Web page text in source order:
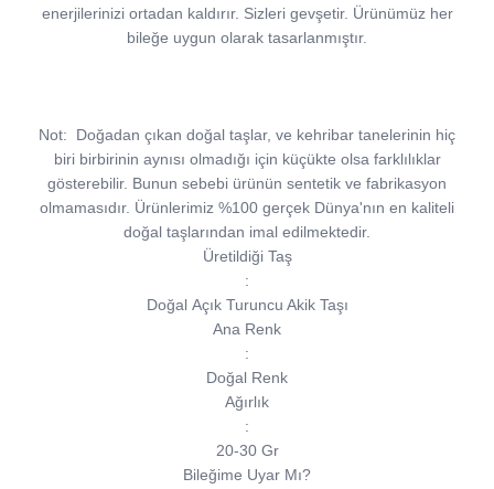
enerjilerinizi ortadan kaldırır. Sizleri gevşetir. Ürünümüz her
bileğe uygun olarak tasarlanmıştır.
Not: Doğadan çıkan doğal taşlar, ve kehribar tanelerinin hiç
biri birbirinin aynısı olmadığı için küçükte olsa farklılıklar
gösterebilir. Bunun sebebi ürünün sentetik ve fabrikasyon
olmamasıdır. Ürünlerimiz %100 gerçek Dünya'nın en kaliteli
doğal taşlarından imal edilmektedir.
Üretildiği Taş
:
Doğal Açık Turuncu Akik Taşı
Ana Renk
:
Doğal Renk
Ağırlık
:
20-30 Gr
Bileğime Uyar Mı?